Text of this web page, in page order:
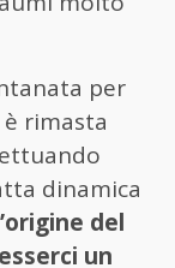
per
rimasta
dinamica
del
un